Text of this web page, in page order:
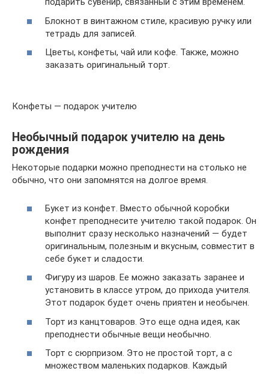
Блокнот в винтажном стиле, красивую ручку или
тетрадь для записей.
Цветы, конфеты, чай или кофе. Также, можно
заказать оригинальный торт.
Конфеты — подарок учителю
Необычный подарок учителю на день
рождения
Некоторые подарки можно преподнести на столько не
обычно, что они запомнятся на долгое время.
Букет из конфет. Вместо обычной коробки
конфет преподнесите учителю такой подарок. Он
выполнит сразу несколько назначений — будет
оригинальным, полезным и вкусным, совместит в
себе букет и сладости.
Фигуру из шаров. Ее можно заказать заранее и
установить в классе утром, до прихода учителя.
Этот подарок будет очень приятен и необычен.
Торт из канцтоваров. Это еще одна идея, как
преподнести обычные вещи необычно.
Торт с сюрпризом. Это не простой торт, а с
множеством маленьких подарков. Каждый